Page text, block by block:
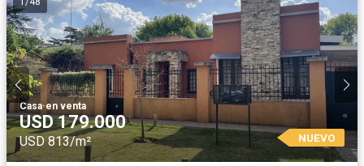
Casa·en venta
USD 179.000
USD 813/m² NUEVO